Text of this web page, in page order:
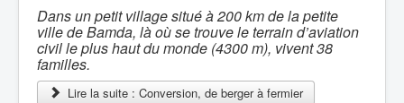
Dans un petit village situé à 200 km de la petite
ville de Bamda, là où se trouve le terrain d’aviation
civil le plus haut du monde (4300 m), vivent 38
familles.
Lire la suite : Conversion, de berger à fermier